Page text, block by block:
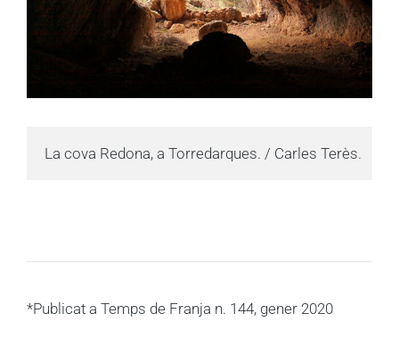
La cova Redona, a Torredarques. / Carles Terès.
*Publicat a Temps de Franja n. 144, gener 2020